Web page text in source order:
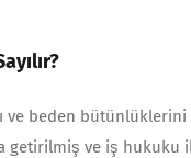
ve beden
getirilmiş ve iş